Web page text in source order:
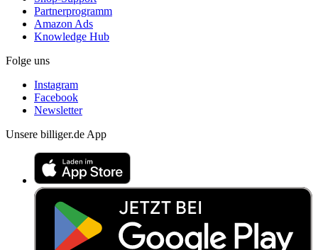
Partnerprogramm
Amazon Ads
Knowledge Hub
Folge uns
Instagram
Facebook
Newsletter
Unsere billiger.de App